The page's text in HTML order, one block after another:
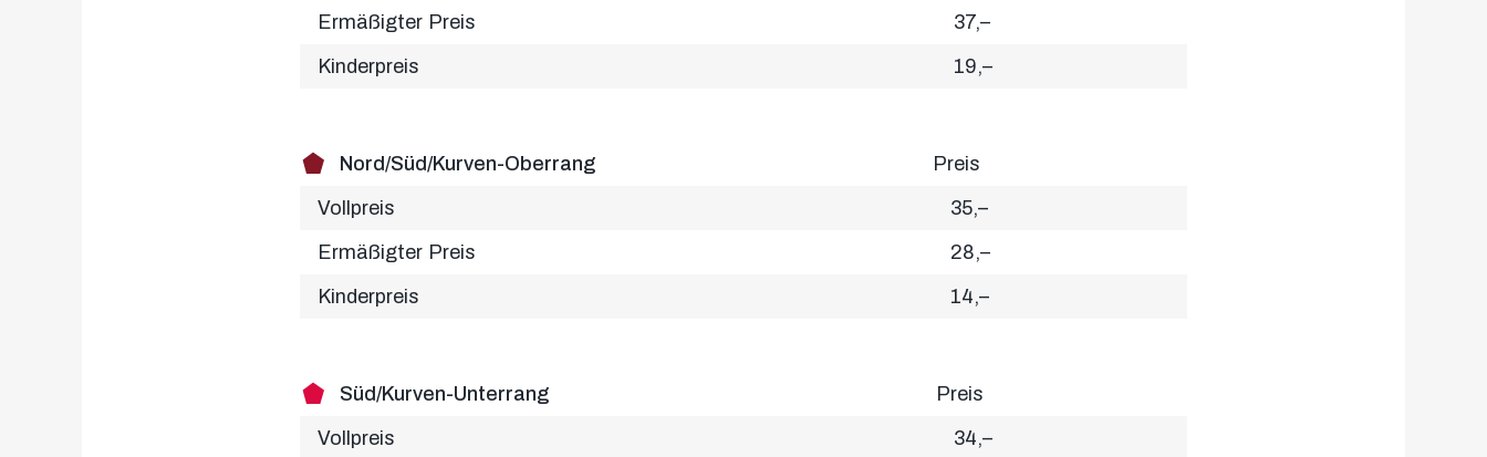
Ermäßigter Preis
37,–
Kinderpreis
19,–
Nord/Süd/Kurven-Oberrang
Preis
Vollpreis
35,–
Ermäßigter Preis
28,–
Kinderpreis
14,–
Süd/Kurven-Unterrang
Preis
Vollpreis
34,–